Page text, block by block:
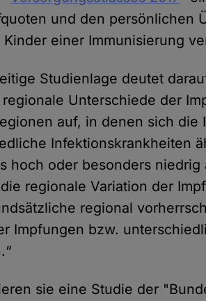
und den persönlichen
einer Immunisierung
Studienlage deutet
Unterschiede der
auf, in denen sich die
Infektionskrankheiten
hoch oder besonders
regionale Variation der
regional
Impfungen bzw.
sie eine Studie der